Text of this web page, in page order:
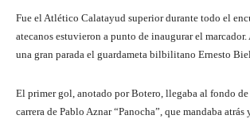
Fue el Atlético Calatayud superior durante todo el
atecanos estuvieron a punto de inaugurar el
una gran parada el guardameta bilbilitano Ernesto
El primer gol, anotado por Botero, llegaba al fondo de
carrera de Pablo Aznar “Panocha”, que mandaba atrás